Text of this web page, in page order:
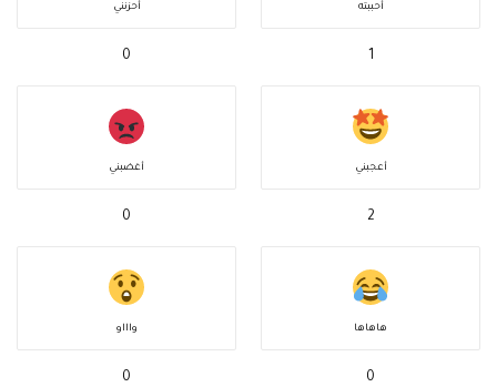
أحببته
1
أحزنني
0
أعجبني
2
أغضبني
0
هاهاها
0
واااو
0